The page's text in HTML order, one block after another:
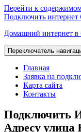
Перейти к
Подключить
Домашний интернет в
Переключатель
Главная
Заявка на
Карта сайта
Контакты
Подключить
Адресу улица